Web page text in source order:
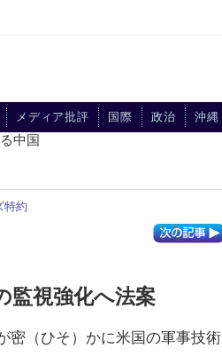
メディア批評 国際 政治 沖縄
中国
特約
監視強化へ法案
密（ひそ）かに米国の軍事技術